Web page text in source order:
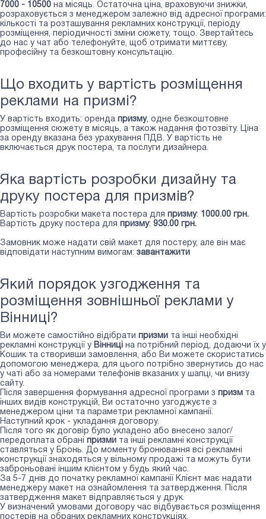
7000 - 10500 на місяць. Остаточна ціна, враховуючи знижки,
розраховується з менеджером залежно від адресної програми:
кількості та розташування рекламних конструкції, періоду
розміщення, періодичності зміни сюжету, тощо. Звертайтесь
до нас у чат або телефонуйте, щоб отримати миттєву,
професійну та безкоштовну консультацію.
Що входить у вартість розміщення
реклами на призмі?
У вартість входить: оренда призму, одне безкоштовне
розміщення сюжету в місяць, а також надання фотозвіту. Ціна
за оренду вказана без урахування ПДВ. У вартість не
включається друк постера, та послуги дизайнера.
Яка вартість розробки дизайну та
друку постера для призмів?
Вартість розробки макета постера для призму: 1000.00 грн.
Вартість друку постера для призму: 930.00 грн.
Замовник може надати свій макет для постеру, але він має
відповідати наступним вимогам: завантажити
Який порядок узгодження та
розміщення зовнішньої реклами у
Вінниці?
Ви можете самостійно відібрати призми та інші необхідні
рекламні конструкції у Вінниці на потрібний період, додаючи їх у
Кошик та створивши замовлення, або Ви можете скористатись
допомогою менеджера, для цього потрібно звернутись до нас
у чаті або за номерами телефонів вказаних у шапці, чи внизу
сайту.
Після завершення формування адресної програми з призм та
інших видів конструкцій, Ви остаточно узгоджуєте з
менеджером ціни та параметри рекламної кампанії.
Наступний крок - укладання договору.
Після того як договір було укладено або внесено залог/
передоплата обрані призми та інші рекламні конструкції
ставляться у Бронь. До моменту бронювання всі рекламні
конструкції знаходяться у вільному продажі та можуть бути
заброньовані іншим клієнтом у будь який час.
За 5-7 днів до початку рекламної кампанії Клієнт має надати
менеджеру макет на ознайомлення та затвердження. Після
затвердження макет відправляється у друк.
У визначений умовами договору час відбувається розміщення
постерів на обраних рекламних конструкціях.